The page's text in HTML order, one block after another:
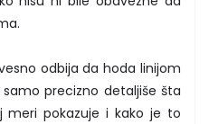
odbija da hoda linijom
precizno detaljiše šta
meri pokazuje i kako je to